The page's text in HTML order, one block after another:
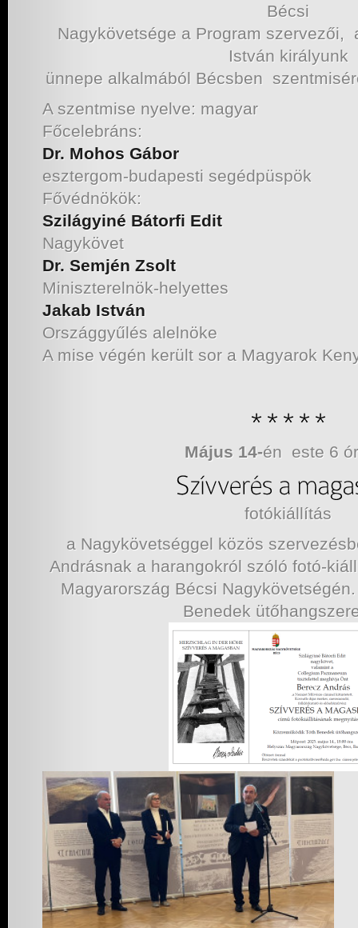
Bécsi
Nagykövetsége a Program szervezői,
István királyunk
ünnepe alkalmából Bécsben
A szentmise nyelve: magyar
Főcelebráns:
Dr. Mohos Gábor
esztergom-budapesti segédpüspök
Fővédnökök:
Szilágyiné Bátorfi Edit
Nagykövet
Dr. Semjén Zsolt
Miniszterelnök-helyettes
Jakab István
Országgyűlés alelnöke
A mise végén került sor a Magyarok
Május 14-én este 6
fotókiállítás
a Nagykövetséggel közös
Andrásnak a harangokról szóló fotó-
Magyarország Bécsi
Benedek